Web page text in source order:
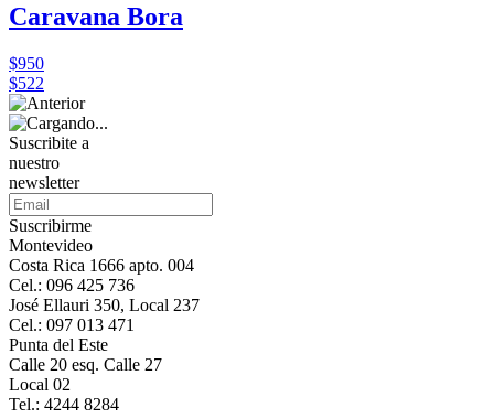
Caravana Bora
$950
$522
Suscribite a
nuestro
newsletter
Suscribirme
Montevideo
Costa Rica 1666 apto. 004
Cel.: 096 425 736
José Ellauri 350, Local 237
Cel.: 097 013 471
Punta del Este
Calle 20 esq. Calle 27
Local 02
Tel.: 4244 8284